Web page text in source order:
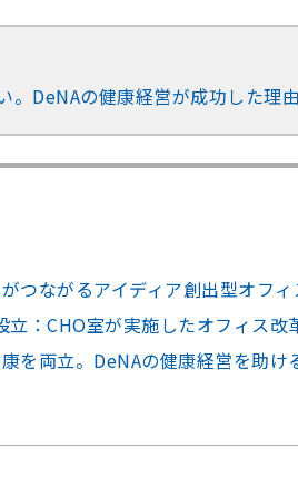
。DeNAの健康経営が成功した理由
つながるアイディア創出型オフ
立：CHO室が実施したオフィス改
を両立。DeNAの健康経営を助け